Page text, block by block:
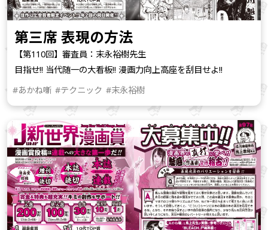
第三席 表現の方法
【第110回】審査員：末永裕樹先生
目指せ!! 当代随一の大看板!! 漫画力向上高座を刮目せよ!!
#あかね噺 #テクニック #末永裕樹